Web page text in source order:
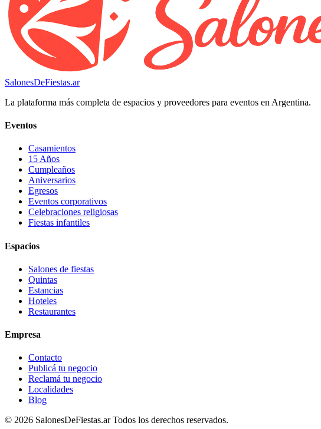
SalonesDeFiestas.ar
La plataforma más completa de espacios y proveedores para eventos en Argentina.
Eventos
Casamientos
15 Años
Cumpleaños
Aniversarios
Egresos
Eventos corporativos
Celebraciones religiosas
Fiestas infantiles
Espacios
Salones de fiestas
Quintas
Estancias
Hoteles
Restaurantes
Empresa
Contacto
Publicá tu negocio
Reclamá tu negocio
Localidades
Blog
© 2026 SalonesDeFiestas.arTodos los derechos reservados.